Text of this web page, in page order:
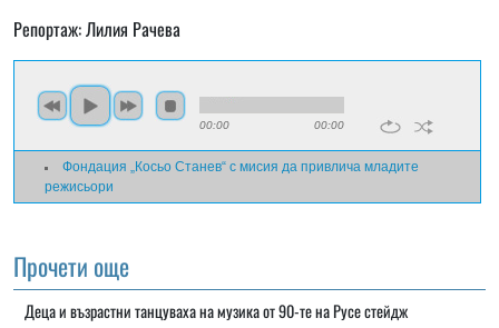
Репортаж: Лилия Рачева
00:00 00:00
Фондация „Косьо Станев“ с мисия да привлича младите
режисьори
Прочети още
Деца и възрастни танцуваха на музика от 90-те на Русе стейдж